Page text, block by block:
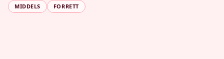
MIDDELS FORRETT